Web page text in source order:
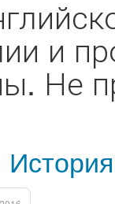
и
Не
История